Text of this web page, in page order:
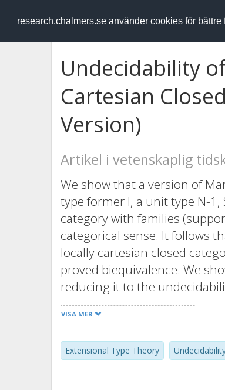
research.chalmers.se använder cookies för
RESEARCH.chalmers.se
Undecidability
Cartesian
Version)
Artikel i vetenskaplig
We show that a version of
type former I, a unit type N-1,
category with families
categorical sense. It follows
locally cartesian closed
proved biequivalence. We
reducing it to the
Essentially the same
the result that equality in
is undecidable.
VISA MER
Extensional Type Theory